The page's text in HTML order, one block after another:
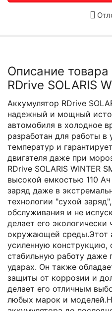
Описание
RDrive SOLARIS
110D26L
Аккумулятор RDrive
надежный и мощный
автомобиля в холодное
разработан для работы
температур и
двигателя даже при
RDrive SOLARIS WINTER
высокой емкостью 110
заряд даже в
технологии "сухой
обслуживания и не
делает его
окружающей среды.Этот
усиленную
стабильную работу даже
ударах. Он также
защиты от коррозии и
делает его отличным
любых марок и